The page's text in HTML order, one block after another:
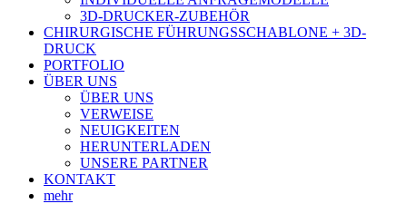
3D-DRUCKER-ZUBEHÖR
CHIRURGISCHE FÜHRUNGSSCHABLONE + 3D-
DRUCK
PORTFOLIO
ÜBER UNS
ÜBER UNS
VERWEISE
NEUIGKEITEN
HERUNTERLADEN
UNSERE PARTNER
KONTAKT
mehr